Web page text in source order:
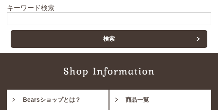
キーワード検索
Bearsショップとは？ 商品一覧